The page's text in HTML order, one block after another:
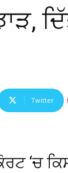
Twitter
‘ਚ